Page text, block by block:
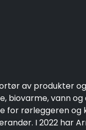
av produkter
biovarme, vann
rørleggeren og
I 2022 har